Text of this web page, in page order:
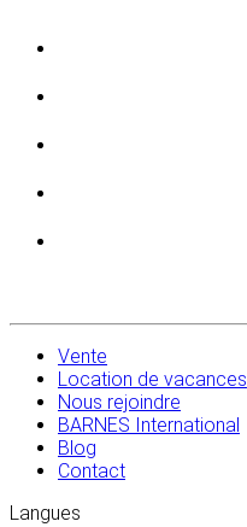
Vente
Location de vacances
Nous rejoindre
BARNES International
Blog
Contact
Langues